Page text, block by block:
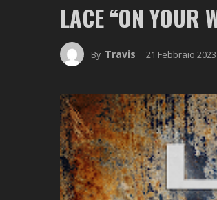
LACE “ON YOUR
By Travis 21 Febbraio 2023